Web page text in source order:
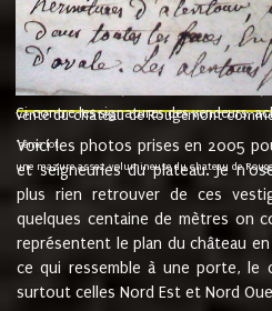
que le dit seigneur Baron de la
de la Velliere tout ainsi et comme le
présent......"
suivent les rentes, donation des
Ci contre les signatures des vendeurs,
vente du château de Rougemont
"3ème lot
une mazure assez volumineuse du chateau de
Voici les photos prises en 2005
et seigneuries du plateau. Je
plus rien retrouver de ces
quelques centaine de mètres on
représentent le plan du château
ce qui ressemble à une porte, le
surtout celles Nord Est et Nord